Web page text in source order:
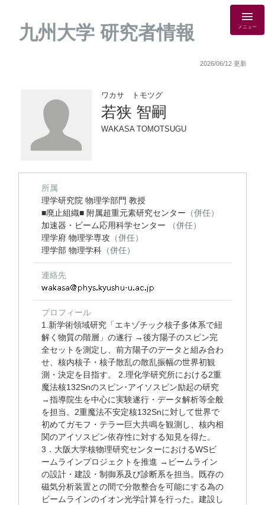
九州大学 研究者情報 メニュー
2026/06/12 更新
ワカサ トモツグ
若狭 智嗣
WAKASA TOMOTSUGU
所属
理学研究院 物理学部門 教授
■廃止組織■ 附属超重元素研究センター （併任）
加速器・ビーム応用科学センター
（併任）
理学府 物理学専攻 （併任）
理学部 物理学科 （併任）
連絡先
プロフィール
1.新学術領域研究「エキゾチック核子多体系で紐
解く物質の階層」の遂行 →後方陽子のスピン完
全セットを測定し、前方陽子のデータと組み合わ
せ、核内核子・核子散乱の散乱振幅の世界初観
測・決定を目指す。 2.理化学研究所における2重
魔法核132Snのスピン･アイソスピン励起の研究
→指導院生を中心に実験遂行・データ解析等全般
を担当。2重魔法不安定核132Snに対して世界で
初めてガモフ・テラー巨大共鳴を観測し、核内相
関のアイソスピン依存性に対する知見を得た。
3．大阪大学核物理研究センターにおけるWSビ
ームラインプロジェクトを推進 →ビームライン
の設計・建設・制御系及び診断系を担当。既存の
磁気分析装置との間で分散整合を可能にする為の
ビームラインのイオン光学計算を行った。建設し